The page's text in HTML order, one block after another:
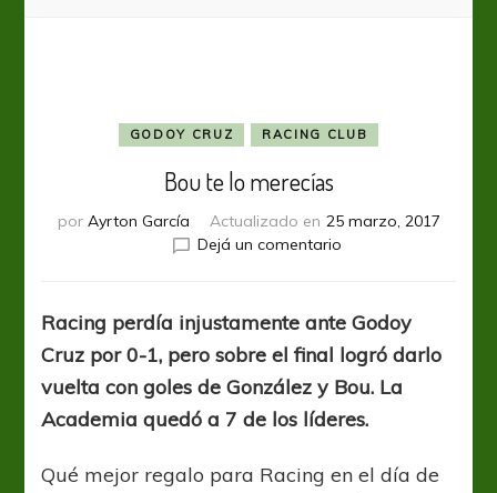
GODOY CRUZ RACING CLUB
Bou te lo merecías
por Ayrton García Actualizado en 25 marzo, 2017
Dejá un comentarioen
lo
merecías
Racing perdía injustamente ante Godoy
Cruz por 0-1, pero sobre el final logró darlo
vuelta con goles de González y Bou. La
Academia quedó a 7 de los líderes.
Qué mejor regalo para Racing en el día de